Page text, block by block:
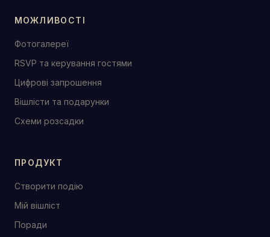
МОЖЛИВОСТІ
Фотогалереї
RSVP та керування гостями
Цифрові запрошення
Вішлісти та подарунки
Схеми розсадки
ПРОДУКТ
Створити подію
Мій вішліст
Поради